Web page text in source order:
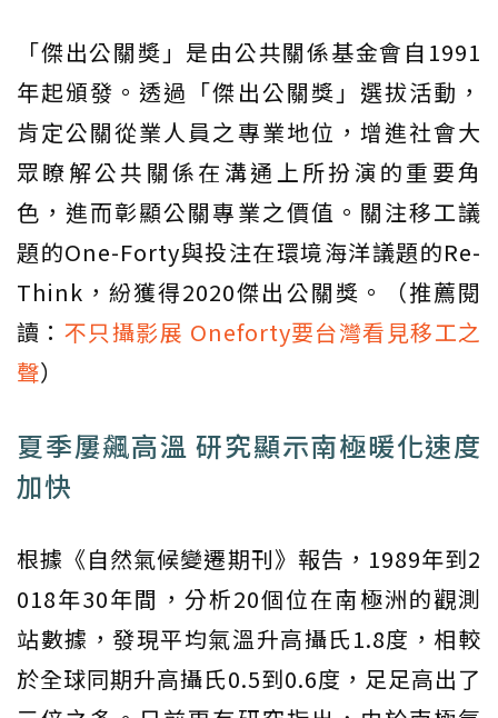
「傑出公關奬」是由公共關係基金會自1991
年起頒發。透過「傑出公關獎」選拔活動，
肯定公關從業人員之專業地位，增進社會大
眾瞭解公共關係在溝通上所扮演的重要角
色，進而彰顯公關專業之價值。關注移工議
題的One-Forty與投注在環境海洋議題的Re-
Think，紛獲得2020傑出公關獎。（推薦閱
讀： 不只攝影展 Oneforty要台灣看見移工之
聲）
夏季屢飆高溫 研究顯示南極暖化速度
加快
根據《自然氣候變遷期刊》報告，1989年到2
018年30年間，分析20個位在南極洲的觀測
站數據，發現平均氣溫升高攝氏1.8度，相較
於全球同期升高攝氏0.5到0.6度，足足高出了